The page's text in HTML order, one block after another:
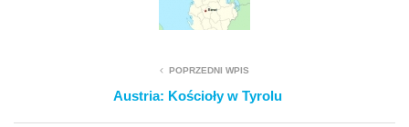
POPRZEDNI WPIS
Austria: Kościoły w Tyrolu